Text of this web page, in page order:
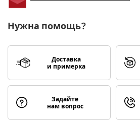
Нужна помощь?
Доставка
и примерка
Задайте
нам вопрос